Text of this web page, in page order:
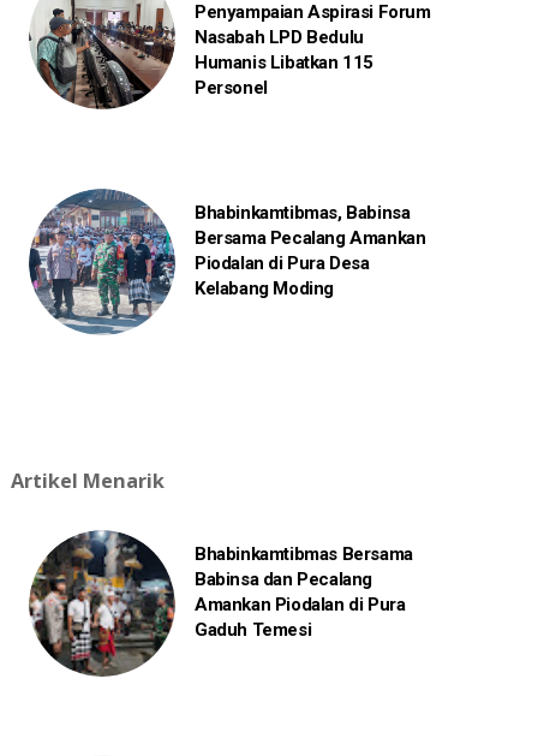
Penyampaian Aspirasi Forum
Nasabah LPD Bedulu
Humanis Libatkan 115
Personel
Bhabinkamtibmas, Babinsa
Bersama Pecalang Amankan
Piodalan di Pura Desa
Kelabang Moding
Artikel Menarik
Bhabinkamtibmas Bersama
Babinsa dan Pecalang
Amankan Piodalan di Pura
Gaduh Temesi